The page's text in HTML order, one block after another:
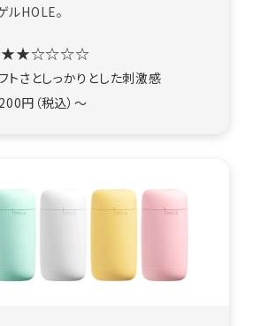
ルHOLE。
トさとしっかりとした刺激感
円（税込）〜